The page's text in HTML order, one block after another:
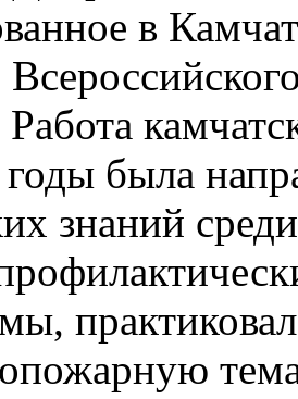
в
годы была
знаний